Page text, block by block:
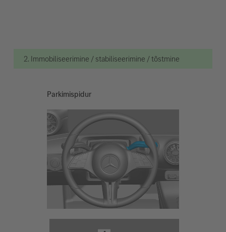
2. Immobiliseerimine / stabiliseerimine / tõstmine
Parkimispidur